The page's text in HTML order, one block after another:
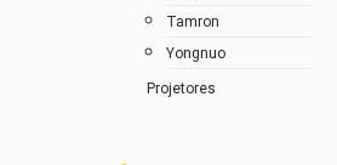
Tamron
Yongnuo
Projetores